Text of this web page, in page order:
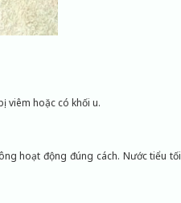
viêm hoặc có khối u.
hoạt động đúng cách. Nước tiểu tối